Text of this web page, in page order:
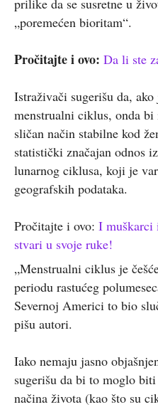
prilike da se susretne u
„poremećen bioritam“.
Pročitajte i ovo: Da li ste
Istraživači sugerišu da,
menstrualni ciklus, onda
sličan način stabilne kod
statistički značajan odnos
lunarnog ciklusa, koji je
geografskih podataka.
Pročitajte i ovo: I muškarci
stvari u svoje ruke!
„Menstrualni ciklus je
periodu rastućeg
Severnoj Americi to bio
pišu autori.
Iako nemaju jasno
sugerišu da bi to moglo
načina života (kao što su